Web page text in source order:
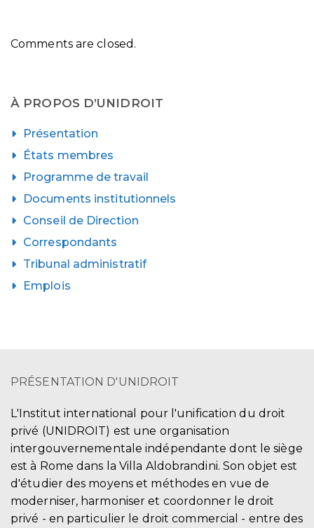
Comments are closed.
À PROPOS D’UNIDROIT
Présentation
États membres
Programme de travail
Documents institutionnels
Conseil de Direction
Correspondants
Tribunal administratif
Emplois
PRÉSENTATION D'UNIDROIT
L'Institut international pour l'unification du droit
privé (UNIDROIT) est une organisation
intergouvernementale indépendante dont le siège
est à Rome dans la Villa Aldobrandini. Son objet est
d'étudier des moyens et méthodes en vue de
moderniser, harmoniser et coordonner le droit
privé - en particulier le droit commercial - entre des